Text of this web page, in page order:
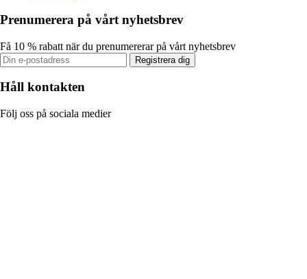
Prenumerera på vårt nyhetsbrev
Få 10 % rabatt när du prenumererar på vårt nyhetsbrev
Registrera dig
Håll kontakten
Följ oss på sociala medier